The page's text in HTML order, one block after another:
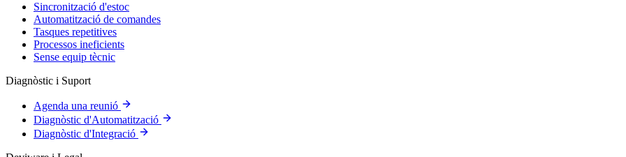
Sincronització d'estoc
Automatització de comandes
Tasques repetitives
Processos ineficients
Sense equip tècnic
Diagnòstic i Suport
Agenda una reunió
Diagnòstic d'Automatització
Diagnòstic d'Integració